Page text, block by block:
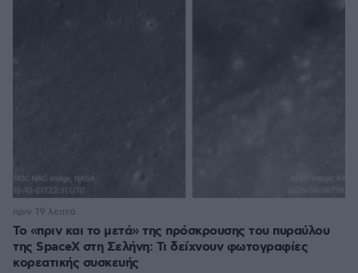
Το «πριν και το μετά» της πρόσκρουσης του πυραύλου
της SpaceX στη Σελήνη: Τι δείχνουν φωτογραφίες
κορεατικής συσκευής
πριν 19 λεπτά